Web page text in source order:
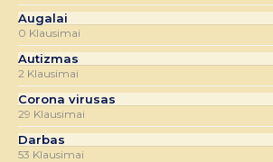
Augalai
0 Klausimai
Autizmas
2 Klausimai
Corona virusas
29 Klausimai
Darbas
53 Klausimai